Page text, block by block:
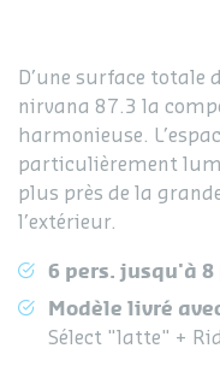
D’une surface totale
nirvana 87.3 la
harmonieuse.
particulièrement
plus près de la
l’extérieur.
6 pers. jusqu'à 8
Modèle livré
Sélect "latte" +